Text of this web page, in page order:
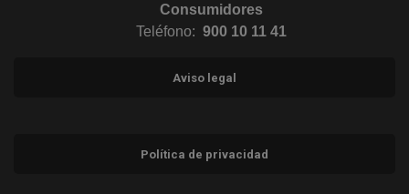
Consumidores
Teléfono: 900 10 11 41
Aviso legal
Política de privacidad